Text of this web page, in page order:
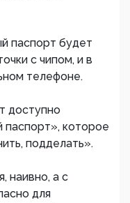
паспорт будет
с чипом, и в
телефоне.
доступно
которое
подделать».
наивно, а с
для